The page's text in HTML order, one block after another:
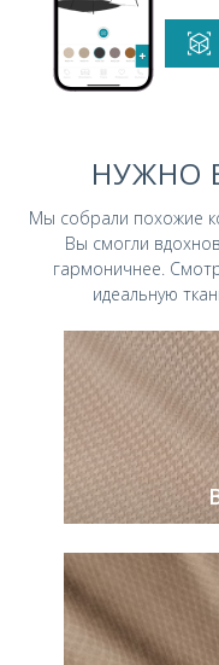
НУЖНО
Мы собрали похожие
Вы смогли
гармоничнее.
идеальную